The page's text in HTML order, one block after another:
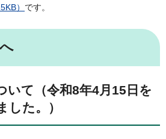
） です。
いて（令和8年4月15日を
した。）